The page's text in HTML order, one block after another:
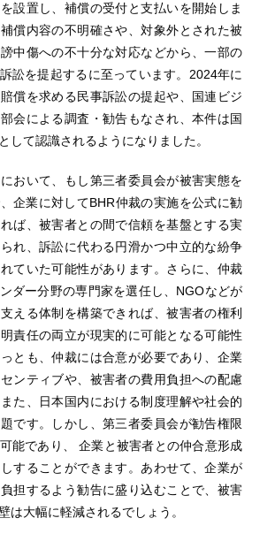
設置し、補償の受付と支払いを開始しま
償内容の不明確さや、対象外とされた被
中傷への不十分な対応などから、一部の
訟を提起するに至っています。2024年に
償を求める民事訴訟の提起や、国連ビジ
会による調査・勧告もなされ、本件は国
して認識されるようになりました。
おいて、もし第三者委員会が被害実態を
企業に対してBHR仲裁の実施を公式に勧
ば、被害者との間で信頼を基盤とする実
れ、訴訟に代わる円滑かつ中立的な紛争
ていた可能性があります。さらに、仲裁
ダー分野の専門家を選任し、NGOなどが
える体制を構築できれば、被害者の権利
責任の両立が現実的に可能となる可能性
とも、仲裁には合意が必要であり、企業
ンティブや、被害者の費用負担への配慮
た、日本国内における制度理解や社会的
です。しかし、第三者委員会が勧告権限
能であり、 企業と被害者との仲合意形成
することができます。あわせて、企業が
担するよう勧告に盛り込むことで、被害
は大幅に軽減されるでしょう。